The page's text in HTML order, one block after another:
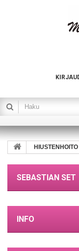
HIUSTENHOITO
SEBASTIAN SET
INFO